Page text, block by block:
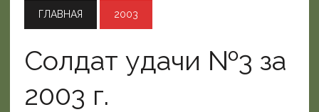
ГЛАВНАЯ 2003
Солдат удачи №3 за
2003 г.